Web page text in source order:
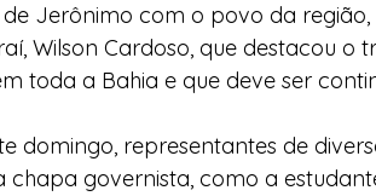
de Jerônimo com o povo da
Wilson Cardoso, que destacou o
toda a Bahia e que deve ser
domingo, representantes de
governista, como a